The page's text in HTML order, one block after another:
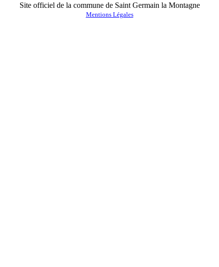
Site officiel de la commune de Saint Germain la Montagne
Mentions Légales